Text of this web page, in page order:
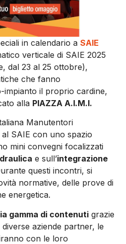
in calendario a SAIE
verticale di SAIE 2025
dal 23 al 25 ottobre),
che fanno
impianto il proprio cardine,
alla PIAZZA A.I.M.I.
Manutentori
SAIE con uno spazio
mini convegni focalizzati
e sull’integrazione
questi incontri, si
normative, delle prove di
energetica.
gamma di contenuti grazie
aziende partner, le
con le loro